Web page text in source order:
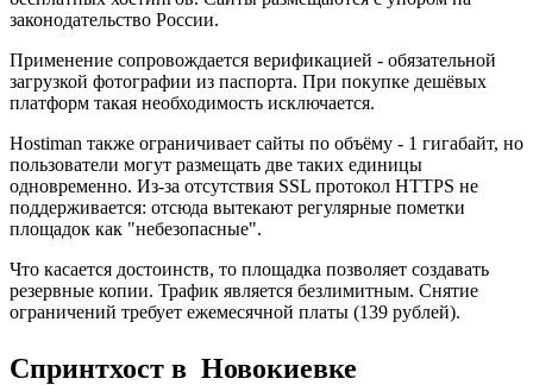
законодательство России.
Применение сопровождается верификацией - обязательной
загрузкой фотографии из паспорта. При покупке дешёвых
платформ такая необходимость исключается.
Hostiman также ограничивает сайты по объёму - 1 гигабайт, но
пользователи могут размещать две таких единицы
одновременно. Из-за отсутствия SSL протокол HTTPS не
поддерживается: отсюда вытекают регулярные пометки
площадок как "небезопасные".
Что касается достоинств, то площадка позволяет создавать
резервные копии. Трафик является безлимитным. Снятие
ограничений требует ежемесячной платы (139 рублей).
Спринтхост в Новокиевке